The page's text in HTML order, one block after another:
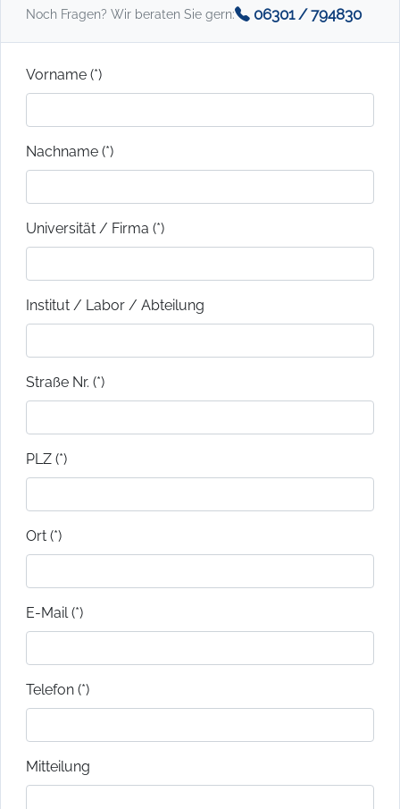
Noch Fragen? Wir beraten Sie gern: 06301 / 794830
Vorname (*)
Nachname (*)
Universität / Firma (*)
Institut / Labor / Abteilung
Straße Nr. (*)
PLZ (*)
Ort (*)
E-Mail (*)
Telefon (*)
Mitteilung